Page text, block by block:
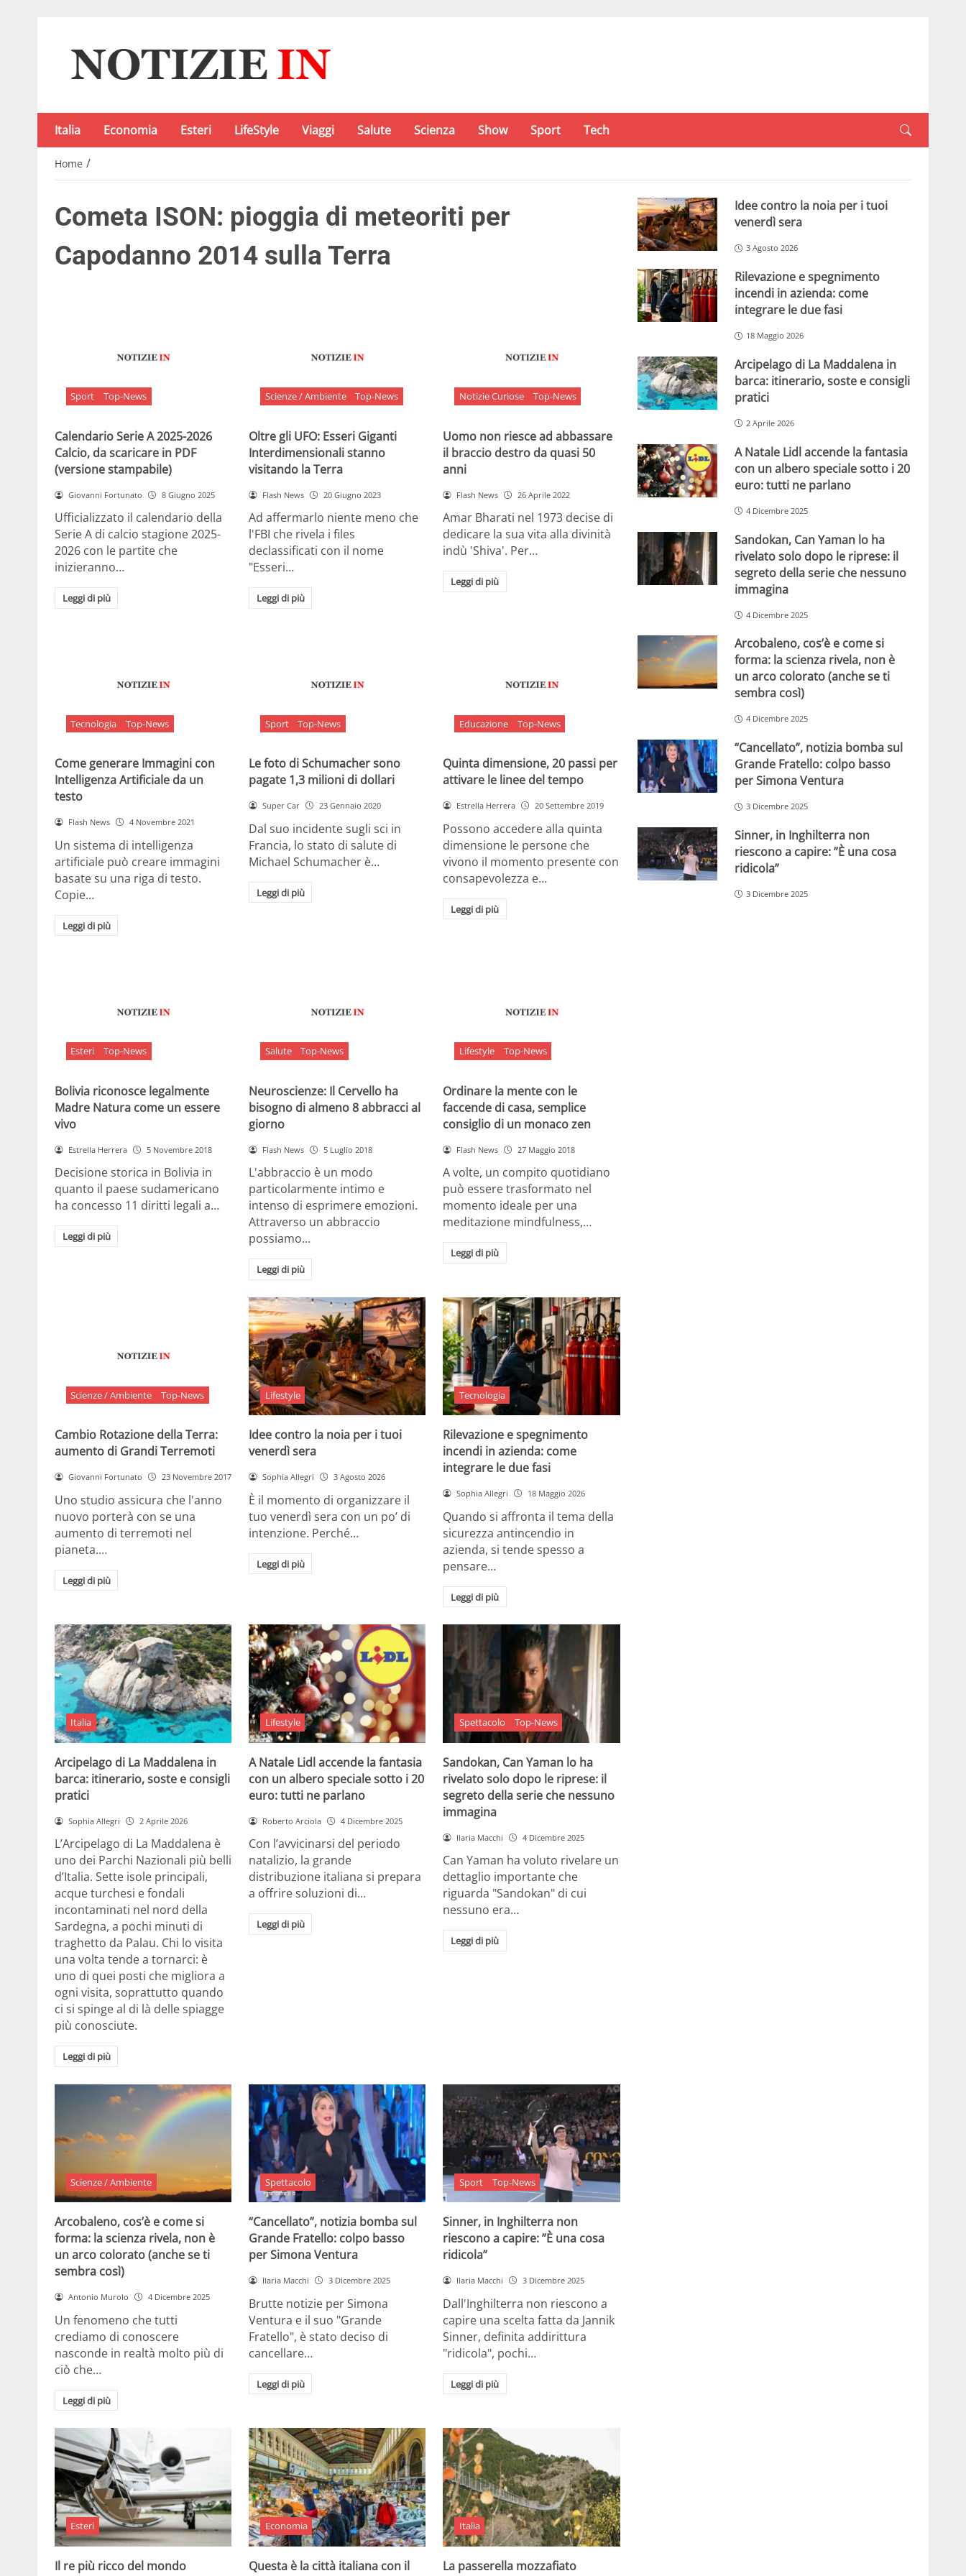
Italia Economia Esteri LifeStyle Viaggi Salute Scienza Show Sport Tech
Home /
Cometa ISON: pioggia di meteoriti per
Capodanno 2014 sulla Terra
Sport Top-News
Calendario Serie A 2025-2026
Calcio, da scaricare in PDF
(versione stampabile)
Giovanni Fortunato 8 Giugno 2025
Ufficializzato il calendario della
Serie A di calcio stagione 2025-
2026 con le partite che
inizieranno…
Leggi di più
Scienze / Ambiente Top-News
Oltre gli UFO: Esseri Giganti
Interdimensionali stanno
visitando la Terra
Flash News 20 Giugno 2023
Ad affermarlo niente meno che
l'FBI che rivela i files
declassificati con il nome
"Esseri…
Leggi di più
Notizie Curiose Top-News
Uomo non riesce ad abbassare
il braccio destro da quasi 50
anni
Flash News 26 Aprile 2022
Amar Bharati nel 1973 decise di
dedicare la sua vita alla divinità
indù 'Shiva'. Per…
Leggi di più
Tecnologia Top-News
Come generare Immagini con
Intelligenza Artificiale da un
testo
Flash News 4 Novembre 2021
Un sistema di intelligenza
artificiale può creare immagini
basate su una riga di testo.
Copie…
Leggi di più
Sport Top-News
Le foto di Schumacher sono
pagate 1,3 milioni di dollari
Super Car 23 Gennaio 2020
Dal suo incidente sugli sci in
Francia, lo stato di salute di
Michael Schumacher è…
Leggi di più
Educazione Top-News
Quinta dimensione, 20 passi per
attivare le linee del tempo
Estrella Herrera 20 Settembre 2019
Possono accedere alla quinta
dimensione le persone che
vivono il momento presente con
consapevolezza e…
Leggi di più
Esteri Top-News
Bolivia riconosce legalmente
Madre Natura come un essere
vivo
Estrella Herrera 5 Novembre 2018
Decisione storica in Bolivia in
quanto il paese sudamericano
ha concesso 11 diritti legali a…
Leggi di più
Salute Top-News
Neuroscienze: Il Cervello ha
bisogno di almeno 8 abbracci al
giorno
Flash News 5 Luglio 2018
L'abbraccio è un modo
particolarmente intimo e
intenso di esprimere emozioni.
Attraverso un abbraccio
possiamo…
Leggi di più
Lifestyle Top-News
Ordinare la mente con le
faccende di casa, semplice
consiglio di un monaco zen
Flash News 27 Maggio 2018
A volte, un compito quotidiano
può essere trasformato nel
momento ideale per una
meditazione mindfulness,…
Leggi di più
Scienze / Ambiente Top-News
Cambio Rotazione della Terra:
aumento di Grandi Terremoti
Giovanni Fortunato 23 Novembre 2017
Uno studio assicura che l'anno
nuovo porterà con se una
aumento di terremoti nel
pianeta.…
Leggi di più
Lifestyle
Idee contro la noia per i tuoi
venerdì sera
Sophia Allegri 3 Agosto 2026
È il momento di organizzare il
tuo venerdì sera con un po’ di
intenzione. Perché…
Leggi di più
Tecnologia
Rilevazione e spegnimento
incendi in azienda: come
integrare le due fasi
Sophia Allegri 18 Maggio 2026
Quando si affronta il tema della
sicurezza antincendio in
azienda, si tende spesso a
pensare…
Leggi di più
Italia
Arcipelago di La Maddalena in
barca: itinerario, soste e consigli
pratici
Sophia Allegri 2 Aprile 2026
L’Arcipelago di La Maddalena è
uno dei Parchi Nazionali più belli
d’Italia. Sette isole principali,
acque turchesi e fondali
incontaminati nel nord della
Sardegna, a pochi minuti di
traghetto da Palau. Chi lo visita
una volta tende a tornarci: è
uno di quei posti che migliora a
ogni visita, soprattutto quando
ci si spinge al di là delle spiagge
più conosciute.
Leggi di più
Lifestyle
A Natale Lidl accende la fantasia
con un albero speciale sotto i 20
euro: tutti ne parlano
Roberto Arciola 4 Dicembre 2025
Con l’avvicinarsi del periodo
natalizio, la grande
distribuzione italiana si prepara
a offrire soluzioni di…
Leggi di più
Spettacolo Top-News
Sandokan, Can Yaman lo ha
rivelato solo dopo le riprese: il
segreto della serie che nessuno
immagina
Ilaria Macchi 4 Dicembre 2025
Can Yaman ha voluto rivelare un
dettaglio importante che
riguarda "Sandokan" di cui
nessuno era…
Leggi di più
Scienze / Ambiente
Arcobaleno, cos’è e come si
forma: la scienza rivela, non è
un arco colorato (anche se ti
sembra così)
Antonio Murolo 4 Dicembre 2025
Un fenomeno che tutti
crediamo di conoscere
nasconde in realtà molto più di
ciò che…
Leggi di più
Spettacolo
“Cancellato”, notizia bomba sul
Grande Fratello: colpo basso
per Simona Ventura
Ilaria Macchi 3 Dicembre 2025
Brutte notizie per Simona
Ventura e il suo "Grande
Fratello", è stato deciso di
cancellare…
Leggi di più
Sport Top-News
Sinner, in Inghilterra non
riescono a capire: ”È una cosa
ridicola”
Ilaria Macchi 3 Dicembre 2025
Dall'Inghilterra non riescono a
capire una scelta fatta da Jannik
Sinner, definita addirittura
"ridicola", pochi…
Leggi di più
Esteri
Il re più ricco del mondo
Economia
Questa è la città italiana con il
Italia
La passerella mozzafiato
Idee contro la noia per i tuoi
venerdì sera
3 Agosto 2026
Rilevazione e spegnimento
incendi in azienda: come
integrare le due fasi
18 Maggio 2026
Arcipelago di La Maddalena in
barca: itinerario, soste e consigli
pratici
2 Aprile 2026
A Natale Lidl accende la fantasia
con un albero speciale sotto i 20
euro: tutti ne parlano
4 Dicembre 2025
Sandokan, Can Yaman lo ha
rivelato solo dopo le riprese: il
segreto della serie che nessuno
immagina
4 Dicembre 2025
Arcobaleno, cos’è e come si
forma: la scienza rivela, non è
un arco colorato (anche se ti
sembra così)
4 Dicembre 2025
“Cancellato”, notizia bomba sul
Grande Fratello: colpo basso
per Simona Ventura
3 Dicembre 2025
Sinner, in Inghilterra non
riescono a capire: ”È una cosa
ridicola”
3 Dicembre 2025